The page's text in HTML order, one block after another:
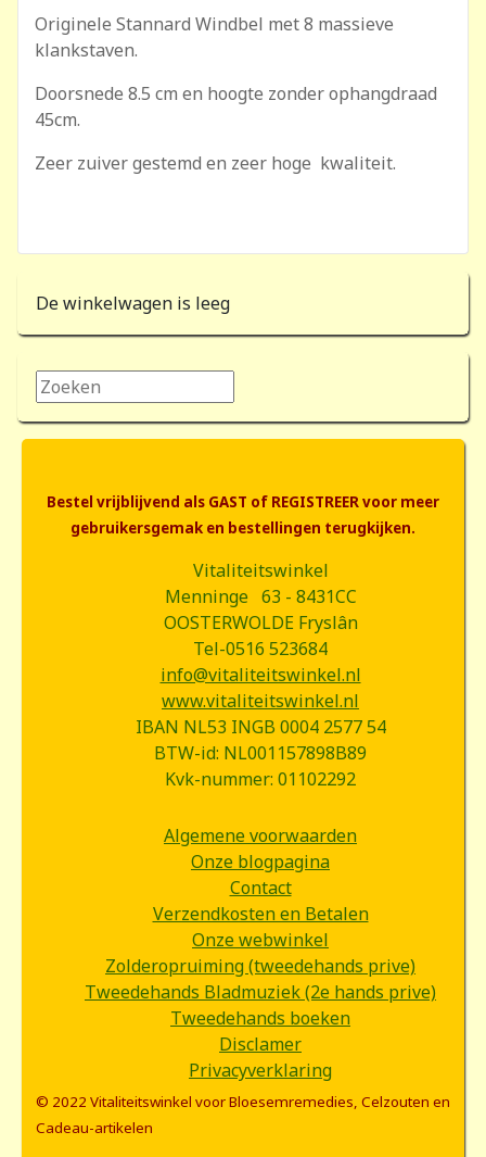
Originele Stannard Windbel met 8 massieve
klankstaven.
Doorsnede 8.5 cm en hoogte zonder ophangdraad
45cm.
Zeer zuiver gestemd en zeer hoge kwaliteit.
De winkelwagen is leeg
Zoeken...
Bestel vrijblijvend als GAST of REGISTREER voor meer
gebruikersgemak en bestellingen terugkijken.
Vitaliteitswinkel
Menninge 63 - 8431CC
OOSTERWOLDE Fryslân
Tel-0516 523684
info@vitaliteitswinkel.nl
www.vitaliteitswinkel.nl
IBAN NL53 INGB 0004 2577 54
BTW-id: NL001157898B89
Kvk-nummer: 01102292
Algemene voorwaarden
Onze blogpagina
Contact
Verzendkosten en Betalen
Onze webwinkel
Zolderopruiming (tweedehands prive)
Tweedehands Bladmuziek (2e hands prive)
Tweedehands boeken
Disclamer
Privacyverklaring
© 2022 Vitaliteitswinkel voor Bloesemremedies, Celzouten en
Cadeau-artikelen